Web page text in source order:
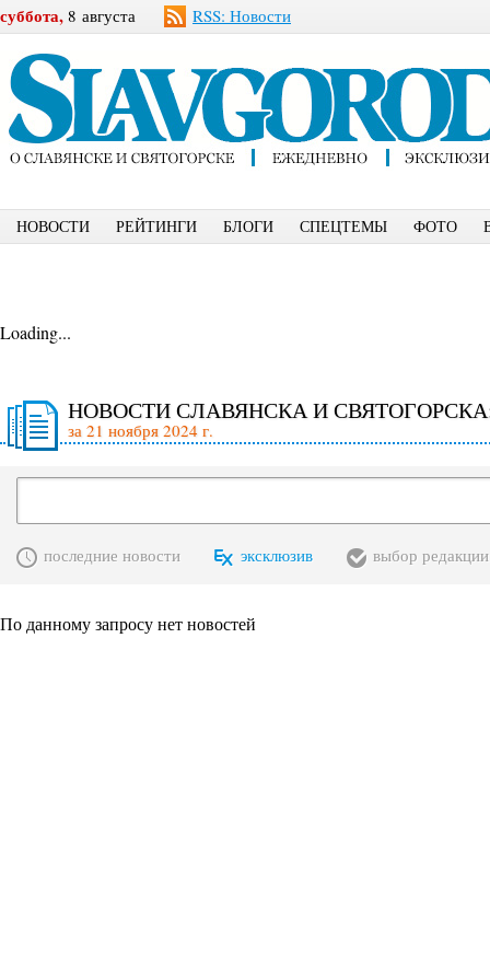
суббота, 8 августа RSS: Новости
НОВОСТИ РЕЙТИНГИ БЛОГИ СПЕЦТЕМЫ ФОТО
Loading...
НОВОСТИ СЛАВЯНСКА И
за 21 ноября 2024 г.
последние новости эксклюзив выбор редакции
По данному запросу нет новостей